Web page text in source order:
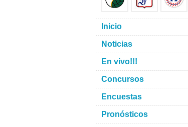
Inicio
Noticias
En vivo!!!
Concursos
Encuestas
Pronósticos